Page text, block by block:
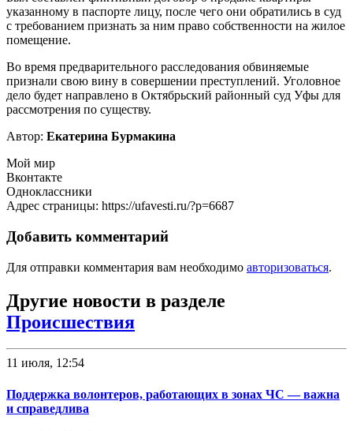
указанному в паспорте лицу, после чего они обратились в суд
с требованием признать за ним право собственности на жилое
помещение.
Во время предварительного расследования обвиняемые
признали свою вину в совершении преступлений. Уголовное
дело будет направлено в Октябрьский районный суд Уфы для
рассмотрения по существу.
Автор: Екатерина Бурмакина
Мой мир
Вконтакте
Одноклассники
Адрес страницы: https://ufavesti.ru/?p=6687
Добавить комментарий
Для отправки комментария вам необходимо авторизоваться.
Другие новости в разделе
Происшествия
11 июля, 12:54
Поддержка волонтеров, работающих в зонах ЧС — важна
и справедлива